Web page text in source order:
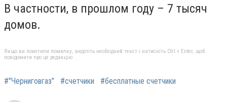
В частности, в прошлом году – 7 тысяч
домов.
Якщо ви помітили помилку, виділіть необхідний текст і натисніть Ctrl + Enter, щоб
повідомити про це редакцію
#"Черниговгаз" #счетчики #бесплатные счетчики